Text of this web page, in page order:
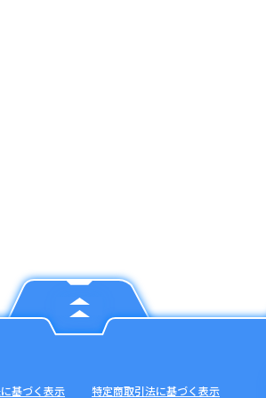
基づく表示 特定商取引法に基づく表示